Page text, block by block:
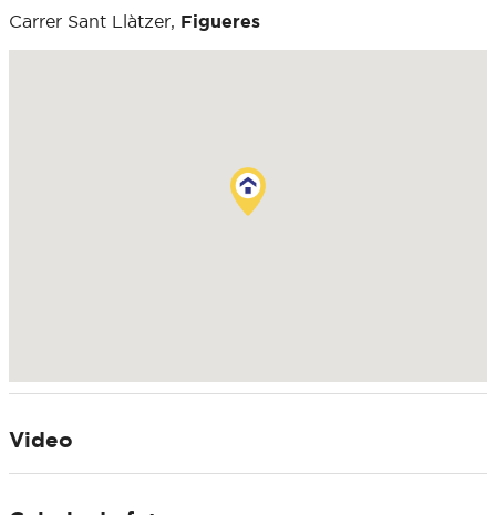
Carrer Sant Llàtzer, Figueres
Video